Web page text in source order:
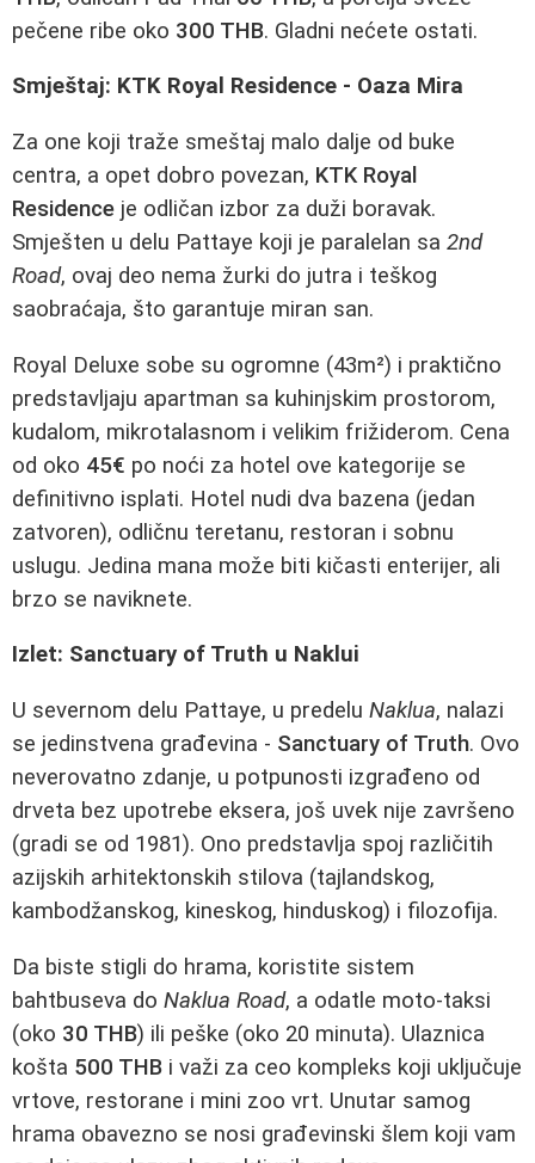
pečene ribe oko 300 THB. Gladni nećete ostati.
Smještaj: KTK Royal Residence - Oaza Mira
Za one koji traže smeštaj malo dalje od buke
centra, a opet dobro povezan, KTK Royal
Residence je odličan izbor za duži boravak.
Smješten u delu Pattaye koji je paralelan sa 2nd
Road, ovaj deo nema žurki do jutra i teškog
saobraćaja, što garantuje miran san.
Royal Deluxe sobe su ogromne (43m²) i praktično
predstavljaju apartman sa kuhinjskim prostorom,
kudalom, mikrotalasnom i velikim frižiderom. Cena
od oko 45€ po noći za hotel ove kategorije se
definitivno isplati. Hotel nudi dva bazena (jedan
zatvoren), odličnu teretanu, restoran i sobnu
uslugu. Jedina mana može biti kičasti enterijer, ali
brzo se naviknete.
Izlet: Sanctuary of Truth u Naklui
U severnom delu Pattaye, u predelu Naklua, nalazi
se jedinstvena građevina - Sanctuary of Truth. Ovo
neverovatno zdanje, u potpunosti izgrađeno od
drveta bez upotrebe eksera, još uvek nije završeno
(gradi se od 1981). Ono predstavlja spoj različitih
azijskih arhitektonskih stilova (tajlandskog,
kambodžanskog, kineskog, hinduskog) i filozofija.
Da biste stigli do hrama, koristite sistem
bahtbuseva do Naklua Road, a odatle moto-taksi
(oko 30 THB) ili peške (oko 20 minuta). Ulaznica
košta 500 THB i važi za ceo kompleks koji uključuje
vrtove, restorane i mini zoo vrt. Unutar samog
hrama obavezno se nosi građevinski šlem koji vam